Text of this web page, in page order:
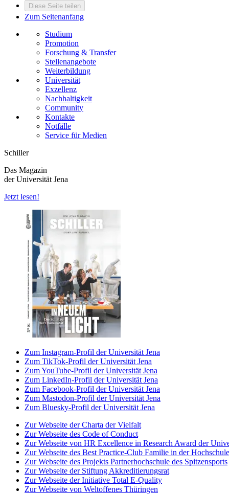
Diese Seite teilen
Zum Seitenanfang
Studium
Promotion
Forschung & Transfer
Stellenangebote
Weiterbildung
Universität
Exzellenz
Nachhaltigkeit
Community
Kontakte
Notfälle
Service für Medien
Schiller
Das Magazin
der Universität Jena
Jetzt lesen!
Zum Instagram-Profil der Universität Jena
Zum TikTok-Profil der Universität Jena
Zum YouTube-Profil der Universität Jena
Zum LinkedIn-Profil der Universität Jena
Zum Facebook-Profil der Universität Jena
Zum Mastodon-Profil der Universität Jena
Zum Bluesky-Profil der Universität Jena
Zur Webseite der Charta der Vielfalt
Zur Webseite des Code of Conduct
Zur Webseite von HR Excellence in Research Award der
Zur Webseite des Best Practice-Club Familie in der Hochschule
Zur Webseite des Projekts Partnerhochschule des Spitzensports
Zur Webseite der Stiftung Akkreditierungsrat
Zur Webseite der Initiative Total E-Quality
Zur Webseite von Weltoffenes Thüringen